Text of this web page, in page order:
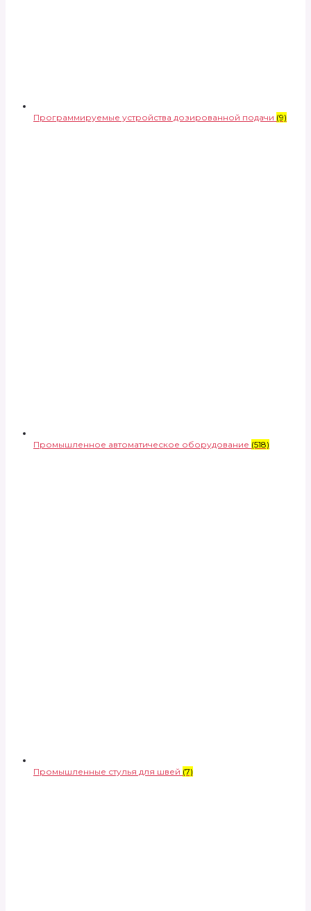
Программируемые устройства дозированной подачи (9)
Промышленное автоматическое оборудование (518)
Промышленные стулья для швей (7)